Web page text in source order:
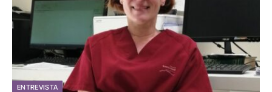
ENTREVISTA